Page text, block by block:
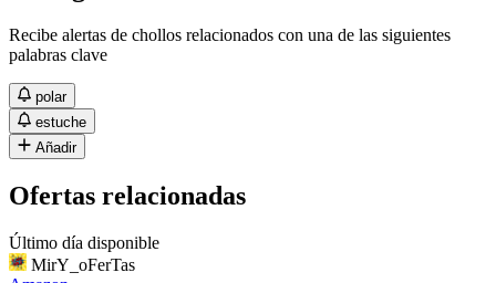
Recibe alertas de chollos relacionados con una de las siguientes
palabras clave
polar
estuche
Añadir
Ofertas relacionadas
Último día disponible
MirY_oFerTas